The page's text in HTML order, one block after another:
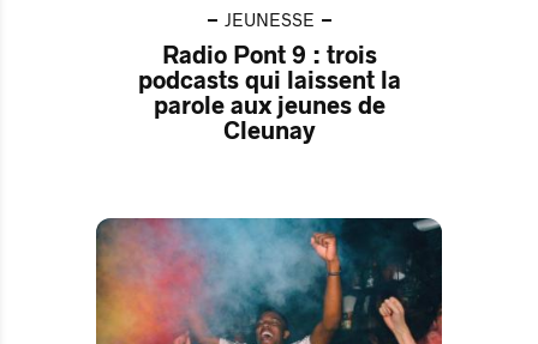
JEUNESSE
Radio Pont 9 : trois
podcasts qui laissent la
parole aux jeunes de
Cleunay